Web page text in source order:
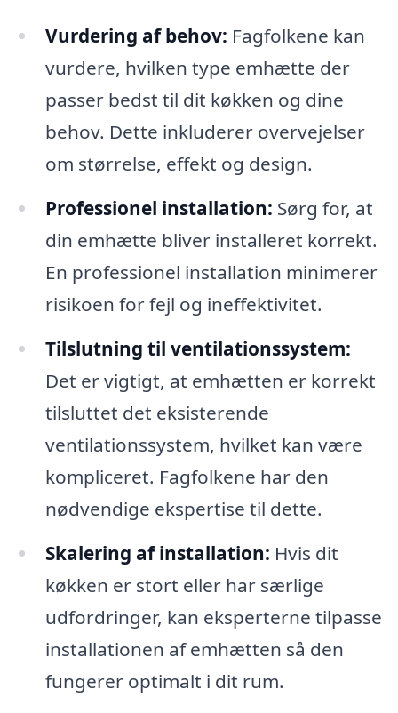
Vurdering af behov: Fagfolkene kan
vurdere, hvilken type emhætte der
passer bedst til dit køkken og dine
behov. Dette inkluderer overvejelser
om størrelse, effekt og design.
Professionel installation: Sørg for, at
din emhætte bliver installeret korrekt.
En professionel installation minimerer
risikoen for fejl og ineffektivitet.
Tilslutning til ventilationssystem:
Det er vigtigt, at emhætten er korrekt
tilsluttet det eksisterende
ventilationssystem, hvilket kan være
kompliceret. Fagfolkene har den
nødvendige ekspertise til dette.
Skalering af installation: Hvis dit
køkken er stort eller har særlige
udfordringer, kan eksperterne tilpasse
installationen af emhætten så den
fungerer optimalt i dit rum.